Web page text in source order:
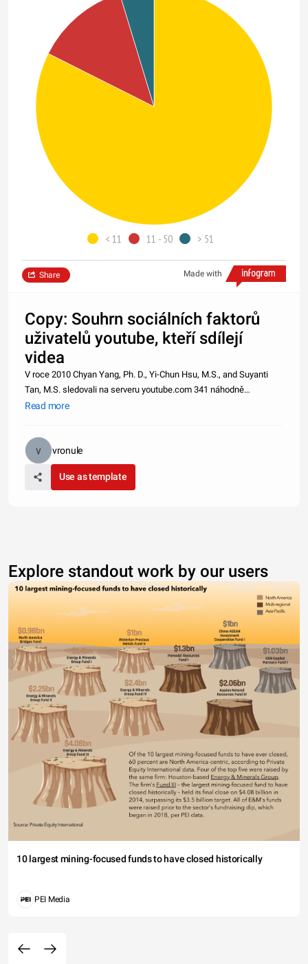
< 11 11 - 50 > 51
Made with
Share
Copy: Souhrn sociálních faktorů
uživatelů youtube, kteří sdílejí
videa
V roce 2010 Chyan Yang, Ph. D., Yi-Chun Hsu, M.S., and Suyanti
Tan, M.S. sledovali na serveru youtube.com 341 náhodně
vybraných profilů lidí, kteří tyto stránky využívají pro sdílení svých
Read more
vronule
Use as template
Explore standout work by our users
10 largest mining-focused funds to have closed historically
PEI Media